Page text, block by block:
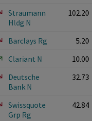
Straumann
Hldg N
102.20
Barclays Rg 5.20
Clariant N
10.00
Deutsche
Bank N
32.73
Swissquote
Grp Rg
42.84